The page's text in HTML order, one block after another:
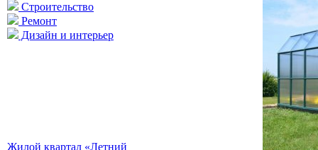
Строительство
Ремонт
Дизайн и интерьер
Жилой квартал «Летний